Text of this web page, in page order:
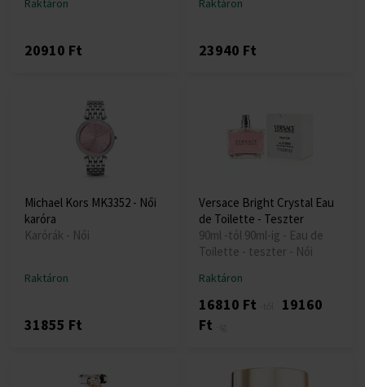
Raktáron
20910 Ft
Raktáron
23940 Ft
Michael Kors MK3352 - Női
karóra
Karórák - Női
Raktáron
31855 Ft
Versace Bright Crystal Eau
de Toilette - Teszter
90ml -tól 90ml-ig - Eau de
Toilette - teszter - Női
Raktáron
16810 Ft
19160
Ft